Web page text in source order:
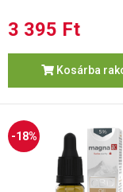
3 395 Ft
Kosárba
-18%